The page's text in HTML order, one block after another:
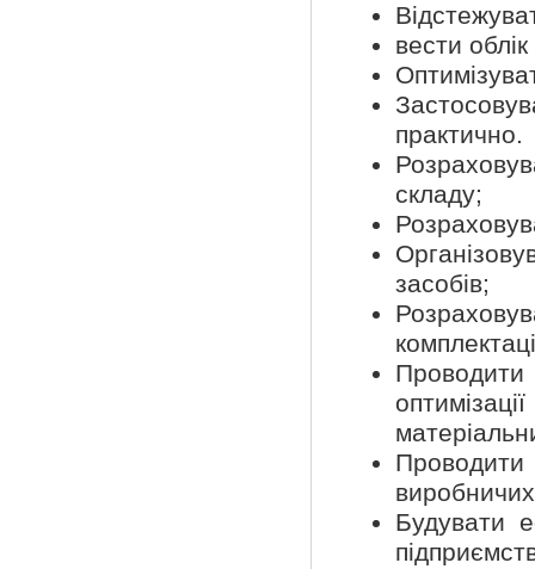
вести
практично.
складу;
засобів;
Проводити
Будувати